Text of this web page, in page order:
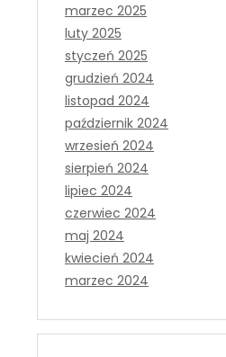
marzec 2025
luty 2025
styczeń 2025
grudzień 2024
listopad 2024
październik 2024
wrzesień 2024
sierpień 2024
lipiec 2024
czerwiec 2024
maj 2024
kwiecień 2024
marzec 2024